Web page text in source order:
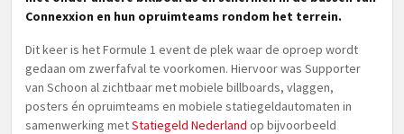
Connexxion en hun opruimteams rondom het terrein.
Dit keer is het Formule 1 event de plek waar de oproep wordt
gedaan om zwerfafval te voorkomen. Hiervoor was Supporter
van Schoon al zichtbaar met mobiele billboards, vlaggen,
posters én opruimteams en mobiele statiegeldautomaten in
samenwerking metStatiegeld Nederland op bijvoorbeeld